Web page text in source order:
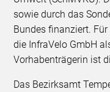
sowie durch das
Bundes finanziert.
die InfraVelo GmbH
Vorhabenträgerin ist
Das Bezirksamt